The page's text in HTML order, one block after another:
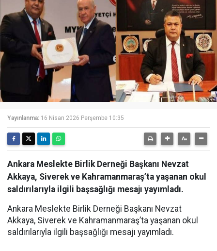
Yayınlanma: 16 Nisan 2026 Perşembe 10:35
Ankara Meslekte Birlik Derneği Başkanı Nevzat
Akkaya, Siverek ve Kahramanmaraş’ta yaşanan okul
saldırılarıyla ilgili başsağlığı mesajı yayımladı.
Ankara Meslekte Birlik Derneği Başkanı Nevzat
Akkaya, Siverek ve Kahramanmaraş’ta yaşanan okul
saldırılarıyla ilgili başsağlığı mesajı yayımladı.